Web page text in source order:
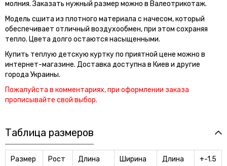
молния. Заказать нужный размер можно в Валеотрикотаж.
Модель сшита из плотного материала с начесом, который
обеспечивает отличный воздухообмен, при этом сохраняя
тепло. Цвета долго остаются насыщенными.
Купить теплую детскую куртку по приятной цене можно в
интернет-магазине. Доставка доступна в Киев и другие
города Украины.
Пожалуйста в комментариях, при оформлении заказа
прописывайте свой выбор.
Таблица размеров
Размер Рост
Длина
Ширина
Длина
+-1.5